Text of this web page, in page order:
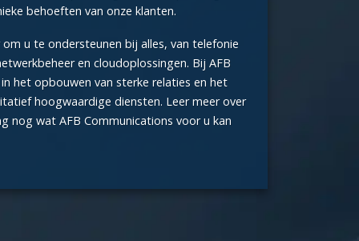
behoeften van onze klanten.
u te ondersteunen bij alles, van telefonie
en cloudoplossingen. Bij AFB
het opbouwen van sterke relaties en het
hoogwaardige diensten. Leer meer over
nog wat AFB Communications voor u kan